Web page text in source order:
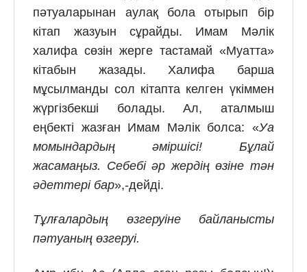
пәтуаларынан аулақ бола отырып бір
кітап жазуын сұрайды. Имам Мәлік
халифа сөзін жерге тастамай «Муатта»
кітабын жазады. Халифа барша
мұсылманды сол кітапта келген үкіммен
жүргізбекші болады. Ал, аталмыш
еңбекті жазған Имам Мәлік болса: «Уа
момындардың әміршісі! Бұлай
жасамаңыз. Себебі әр жердің өзіне тән
әдеттері бар»,-дейді.
Тұлғалардың өзгеруіне байланысты
пәтуаның өзгеруі.